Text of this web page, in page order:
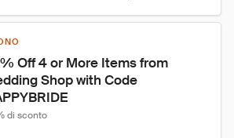
Off 4 or More Items from
Shop with Code
di sconto